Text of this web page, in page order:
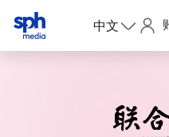
中文